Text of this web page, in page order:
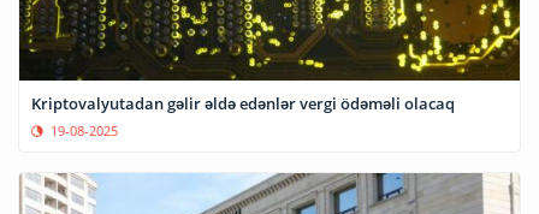
Kriptovalyutadan gəlir əldə edənlər vergi ödəməli olacaq
19-08-2025